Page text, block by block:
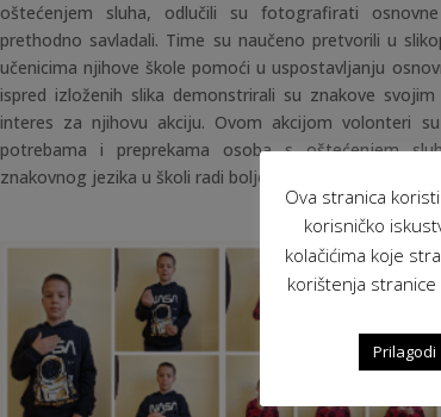
oštećenjem sluha, odlučili su fotografirati
prethodno savladali. Time su naučeno pretvorili u
učenicima njihove škole pomoći u uspostavljanju
ispred izloženih slika demonstrirali su znakove
interes za njihovu akciju. Ovom akcijom volonteri
potrebama i preprekama osoba s oštećenjem
znakovnog jezika u školi radi bolje uključivosti.
Ova stranica
korisničko
kolačićima koje
korištenja stranice
Prilagodi